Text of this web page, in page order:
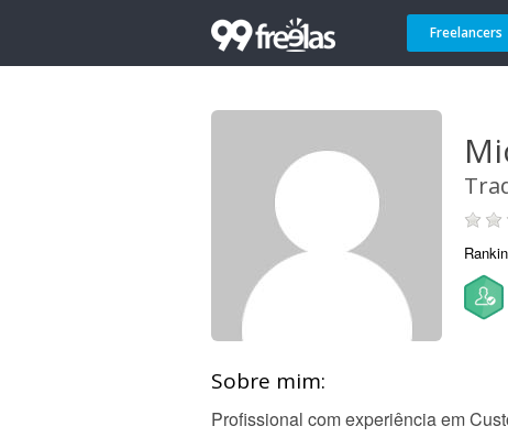
Freelancers
Sobre mim:
Profissional com experiência em